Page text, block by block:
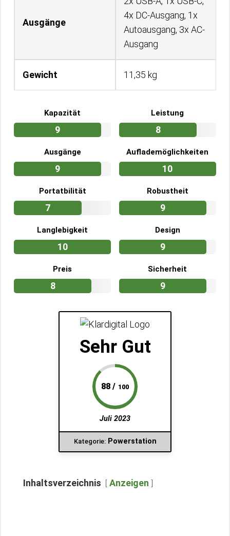
Ausgänge
4x DC-Ausgang, 1x
Autoausgang, 3x AC-
Ausgang
Gewicht 11,35 kg
Kapazität
9
Leistung
8
Ausgänge
9
Auflademöglichkeiten
10
Portatbilität
7
Robustheit
9
Langlebigkeit
10
Design
9
Preis
8
Sicherheit
9
Sehr Gut
88 / 100
Juli 2023
Kategorie:Powerstation
Inhaltsverzeichnis Anzeigen